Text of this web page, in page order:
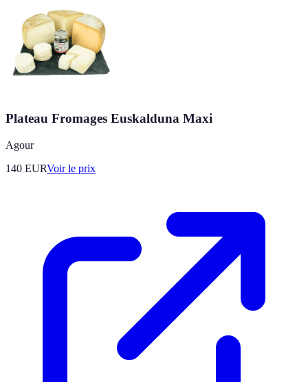
Plateau Fromages Euskalduna Maxi
Agour
140 EURVoir le prix